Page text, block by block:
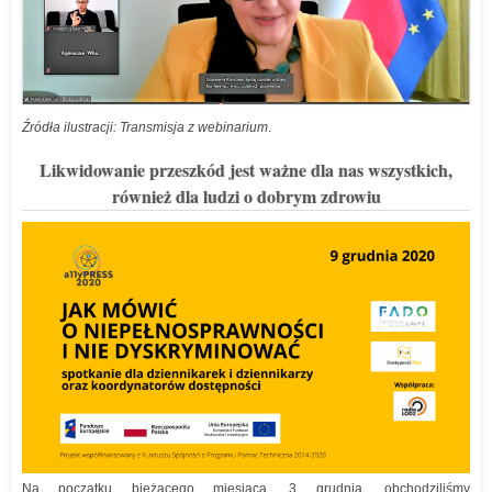
Źródła ilustracji: Transmisja z webinarium.
Likwidowanie przeszkód jest ważne dla nas wszystkich,
również dla ludzi o dobrym zdrowiu